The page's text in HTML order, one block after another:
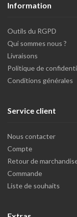
Information
Outils du RGPD
Qui sommes nous ?
Livraisons
Politique de
Conditions générales
Service client
Nous contacter
Compte
Retour de
Commande
Liste de souhaits